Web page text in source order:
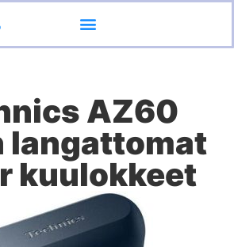
AZ60
langattomat
kuulokkeet